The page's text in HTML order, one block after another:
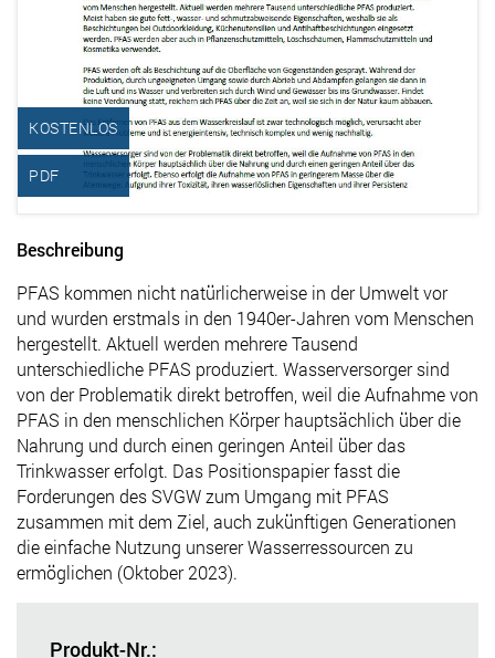
KOSTENLOS
PDF
Beschreibung
PFAS kommen nicht natürlicherweise in der Umwelt vor
und wurden erstmals in den 1940er-Jahren vom Menschen
hergestellt. Aktuell werden mehrere Tausend
unterschiedliche PFAS produziert. Wasserversorger sind
von der Problematik direkt betroffen, weil die Aufnahme von
PFAS in den menschlichen Körper hauptsächlich über die
Nahrung und durch einen geringen Anteil über das
Trinkwasser erfolgt. Das Positionspapier fasst die
Forderungen des SVGW zum Umgang mit PFAS
zusammen mit dem Ziel, auch zukünftigen Generationen
die einfache Nutzung unserer Wasserressourcen zu
ermöglichen (Oktober 2023).
Produkt-Nr.: